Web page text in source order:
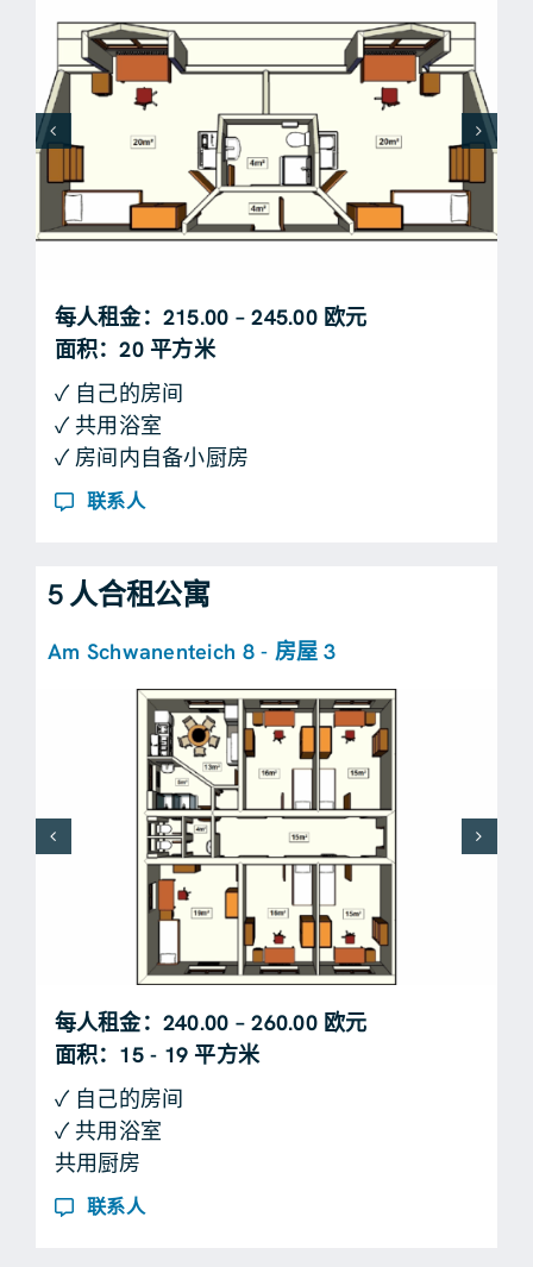
每人租金：215.00 – 245.00 欧元
面积：20 平方米
✓ 自己的房间
✓ 共用浴室
✓ 房间内自备小厨房
联系人
5 人合租公寓
Am Schwanenteich 8 - 房屋 3
每人租金：240.00 – 260.00 欧元
面积：15 - 19 平方米
✓ 自己的房间
✓ 共用浴室
共用厨房
联系人